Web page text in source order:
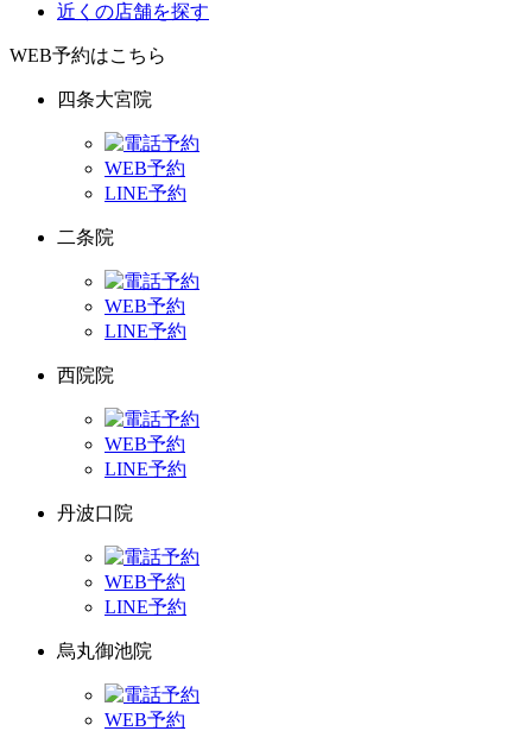
近くの店舗を探す
WEB予約はこちら
四条大宮院
WEB予約
LINE予約
二条院
WEB予約
LINE予約
西院院
WEB予約
LINE予約
丹波口院
WEB予約
LINE予約
烏丸御池院
WEB予約